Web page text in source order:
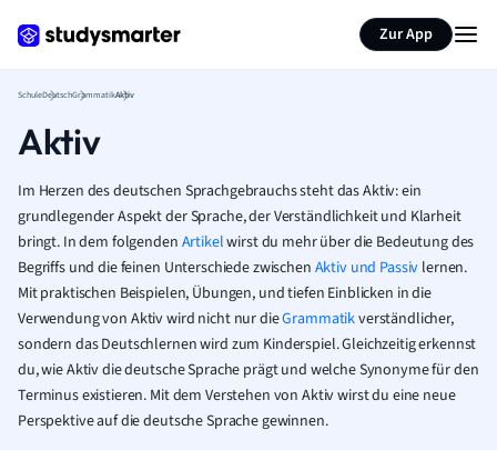
Zur App
SchuleDeutschGrammatikAktiv
Aktiv
Im Herzen des deutschen Sprachgebrauchs steht das Aktiv: ein
grundlegender Aspekt der Sprache, der Verständlichkeit und Klarheit
bringt. In dem folgenden Artikelwirst du mehr über die Bedeutung des
Begriffs und die feinen Unterschiede zwischen Aktiv und Passiv lernen.
Mit praktischen Beispielen, Übungen, und tiefen Einblicken in die
Verwendung von Aktiv wird nicht nur dieGrammatikverständlicher,
sondern das Deutschlernen wird zum Kinderspiel. Gleichzeitig erkennst
du, wie Aktiv die deutsche Sprache prägt und welche Synonyme für den
Terminus existieren. Mit dem Verstehen von Aktiv wirst du eine neue
Perspektive auf die deutsche Sprache gewinnen.
Seite zusammenfassen